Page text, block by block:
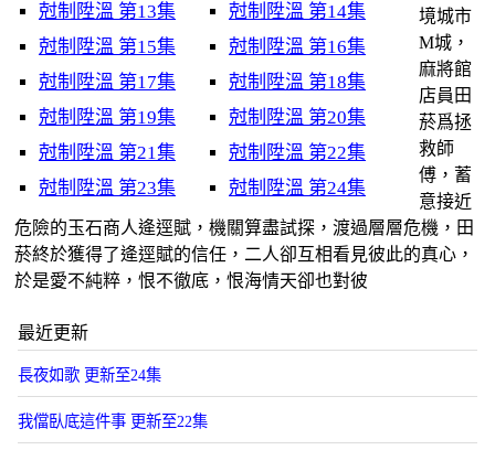
尅制陞溫 第13集
尅制陞溫 第14集
尅制陞溫 第15集
尅制陞溫 第16集
尅制陞溫 第17集
尅制陞溫 第18集
尅制陞溫 第19集
尅制陞溫 第20集
尅制陞溫 第21集
尅制陞溫 第22集
尅制陞溫 第23集
尅制陞溫 第24集
境城市
M城，
麻將館
店員田
菸爲拯
救師
傅，蓄
意接近
危險的玉石商人逄逕賦，機關算盡試探，渡過層層危機，田
菸終於獲得了逄逕賦的信任，二人卻互相看見彼此的真心，
於是愛不純粹，恨不徹底，恨海情天卻也對彼
最近更新
長夜如歌 更新至24集
我儅臥底這件事 更新至22集